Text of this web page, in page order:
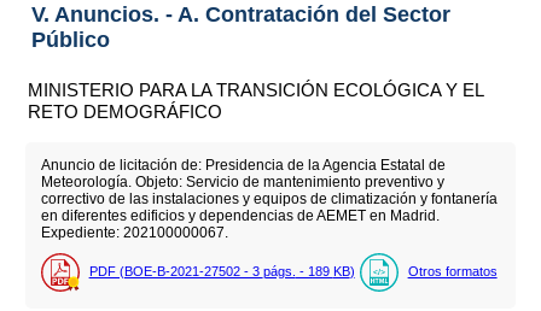
V. Anuncios. - A. Contratación del Sector
Público
MINISTERIO PARA LA TRANSICIÓN ECOLÓGICA Y EL
RETO DEMOGRÁFICO
Anuncio de licitación de: Presidencia de la Agencia Estatal de
Meteorología. Objeto: Servicio de mantenimiento preventivo y
correctivo de las instalaciones y equipos de climatización y fontanería
en diferentes edificios y dependencias de AEMET en Madrid.
Expediente: 202100000067.
PDF (BOE-B-2021-27502 - 3 págs. - 189 KB) Otros formatos